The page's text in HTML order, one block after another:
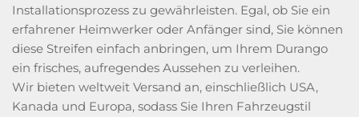
Installationsprozess zu gewährleisten. Egal, ob Sie ein
erfahrener Heimwerker oder Anfänger sind, Sie können
diese Streifen einfach anbringen, um Ihrem Durango
ein frisches, aufregendes Aussehen zu verleihen.
Wir bieten weltweit Versand an, einschließlich USA,
Kanada und Europa, sodass Sie Ihren Fahrzeugstil